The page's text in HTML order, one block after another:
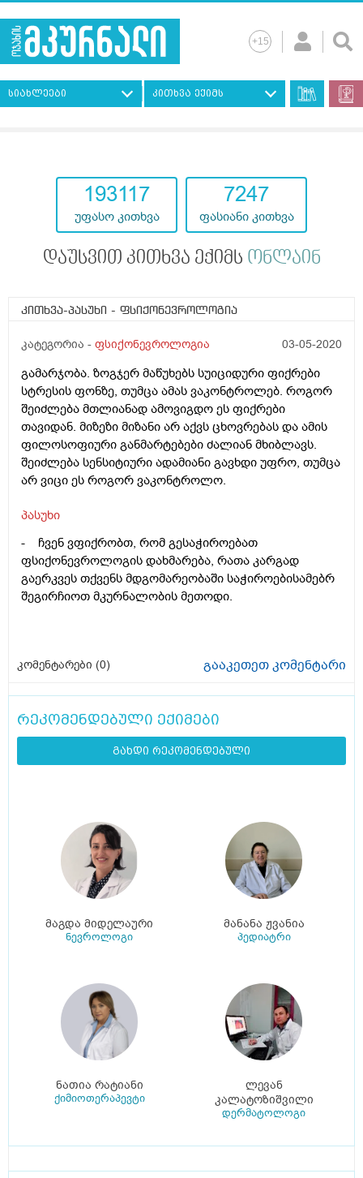
სიახლეები კითხვა ექიმს
193117
უფასო კითხვა
7247
ფასიანი კითხვა
დაუსვით კითხვა ექიმს ონლაინ
კითხვა-პასუხი - ფსიქონევროლოგია
კატეგორია - ფსიქონევროლოგია 03-05-2020
გამარჯობა. ზოგჯერ მაწუხებს სუიციდური ფიქრები
სტრესის ფონზე, თუმცა ამას ვაკონტროლებ. როგორ
შეიძლება მთლიანად ამოვიგდო ეს ფიქრები
თავიდან. მიზეზი მიზანი არ აქვს ცხოვრებას და ამის
ფილოსოფიური განმარტებები ძალიან მხიბლავს.
შეიძლება სენსიტიური ადამიანი გავხდი უფრო, თუმცა
არ ვიცი ეს როგორ ვაკონტროლო.
პასუხი
- ჩვენ ვფიქრობთ, რომ გესაჭიროებათ
ფსიქონევროლოგის დახმარება, რათა კარგად
გაერკვეს თქვენს მდგომარეობაში საჭიროებისამებრ
შეგირჩიოთ მკურნალობის მეთოდი.
კომენტარები (0) გააკეთეთ კომენტარი
რეკომენდებული ექიმები
გახდი რეკომენდებული
მაგდა მიდელაური
ნევროლოგი
მანანა ჟვანია
პედიატრი
ნათია რატიანი
ქიმიოთერაპევტი
ლევან
კალატოზიშვილი
დერმატოლოგი